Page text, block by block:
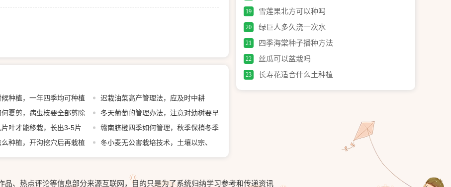
种植，一年四季均可种植
迟栽油菜高产管理法，应及时中耕
夏剪，病虫枝要全部剪除
冬天葡萄的管理办法，注意对幼树要早
埋防寒土
叶才能移栽，长出3-5片
赣南脐橙四季如何管理，秋季保梢冬季
保叶
种植，开沟挖穴后再栽植
冬小麦无公害栽培技术，土壤以宗、
褐、潮土为主
19 雪莲果北方可以种吗
20 绿巨人多久浇一次水
21 四季海棠种子播种方法
22 丝瓜可以盆栽吗
23 长寿花适合什么土种植
品、热点评论等信息部分来源互联网，目的只是为了系统归纳学习参考和传递资讯